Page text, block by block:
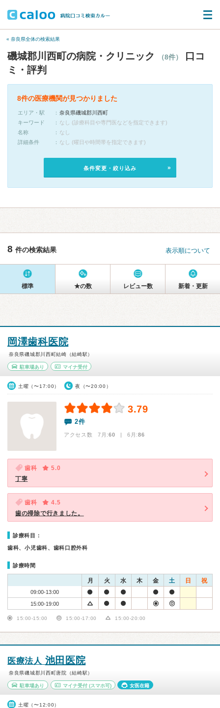
« 奈良県全体の検索結果
磯城郡川西町の病院・クリニック （8件）
口コ
ミ・評判
8件の医療機関が見つかりました
エリア・駅
奈良県磯城郡川西町
キーワード
なし (診療科目や専門医などを指定できます)
名称
なし
詳細条件
なし (曜日や時間帯を指定できます)
条件変更・絞り込み
8 件の検索結果 表示順について
標準 ★の数 レビュー数 新着・更新
岡澤歯科医院
奈良県磯城郡川西町結崎（結崎駅）
駐車場あり マイナ受付
土曜（〜17:00） 夜（〜20:00）
3.79
2件
アクセス数 7月:60 | 6月:86
歯科
5.0
丁寧
歯科
4.5
歯の掃除で行きました。
診療科目：
歯科、小児歯科、歯科口腔外科
診療時間
月 火 水 木 金 土 日 祝
09:00-13:00
15:00-19:00
15:00-15:00 15:00-17:00 15:00-20:00
医療法人 池田医院
奈良県磯城郡川西町唐院（結崎駅）
駐車場あり マイナ受付(スマホ可) 女医在籍
土曜（〜12:00）